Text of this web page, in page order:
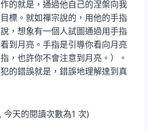
的就是，通過他自己的涅槃向我
標。就如禪宗說的，用他的手指
，想象有一個人試圖通過用手指
到月亮。手指是引導你看向月亮
，也許你不會注意到月亮。）。
的錯誤就是，錯誤地理解達到真
天的閱讀次數為1 次)